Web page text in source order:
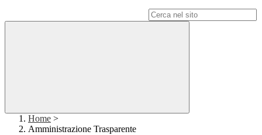
Home >
Amministrazione Trasparente